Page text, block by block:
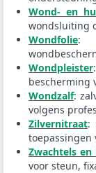
Wond- en
wondsluiting
Wondfolie:
Wondpleister
bescherming
Wondzalf:
volgens
Zilvernitraat:
toepassingen
Zwachtels en
voor steun,